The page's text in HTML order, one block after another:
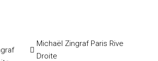
Michaël Zingraf Paris Rive
Droite